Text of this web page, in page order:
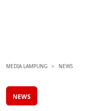
MEDIA LAMPUNG NEWS
NEWS